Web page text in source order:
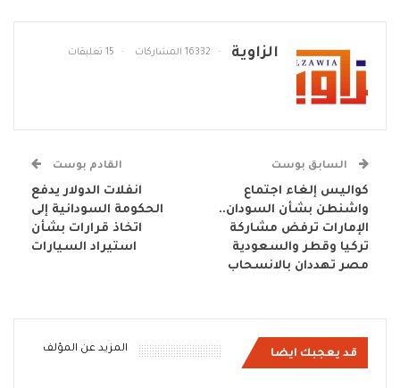
الزاوية 16332 المشاركات 15 تعليقات
السابق بوست
كواليس إلغاء اجتماع
واشنطن بشأن السودان..
الإمارات ترفض مشاركة
تركيا وقطر والسعودية
مصر تهددان بالانسحاب
القادم بوست
انفلات الدولار يدفع
الحكومة السودانية إلى
اتخاذ قرارات بشأن
استيراد السيارات
قد يعجبك ايضا المزيد عن المؤلف